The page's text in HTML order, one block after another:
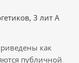
3 лит А
как
публичной